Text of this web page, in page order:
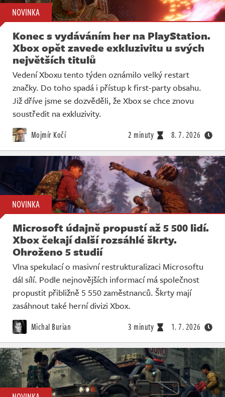
NOVINKA
Konec s vydáváním her na PlayStation.
Xbox opět zavede exkluzivitu u svých
největších titulů
Vedení Xboxu tento týden oznámilo velký restart
značky. Do toho spadá i přístup k first-party obsahu.
Již dříve jsme se dozvěděli, že Xbox se chce znovu
soustředit na exkluzivity.
Mojmír Kočí 2 minuty 8. 7. 2026
NOVINKA
Microsoft údajně propustí až 5 500 lidí.
Xbox čekají další rozsáhlé škrty.
Ohroženo 5 studií
Vlna spekulací o masivní restrukturalizaci Microsoftu
dál sílí. Podle nejnovějších informací má společnost
propustit přibližně 5 550 zaměstnanců. Škrty mají
zasáhnout také herní divizi Xbox.
Michal Burian 3 minuty 1. 7. 2026